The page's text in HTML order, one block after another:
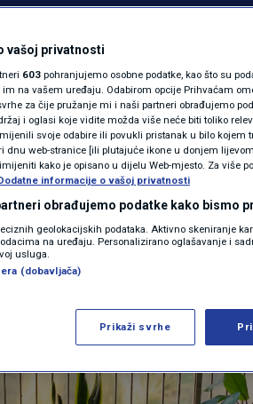
MAGAZIN
KOLUMNE
N1(DIS)INFO
KLIMATSKE
FOTO
VIDEO
Donosimo
puno
LIFESTYLE 0 komentara
Više
vašoj privatnosti
603 pohranjujemo osobne podatke, kao što su
na vašem uređaju. Odabirom opcije Prihvaćam
za čije pružanje mi i naši partneri obrađujemo
i oglasi koje vidite možda više neće biti toliko
svoje odabire ili povukli pristanak u bilo kojem
dnu web-stranice [ili plutajuće ikone u donjem
kako je opisano u dijelu Web-mjesto. Za više
informacije o vašoj privatnosti
obrađujemo podatke kako bismo
geolokacijskih podataka. Aktivno skeniranje
na uređaju. Personalizirano oglašavanje i
usluga.
(dobavljača)
Prikaži svrhe